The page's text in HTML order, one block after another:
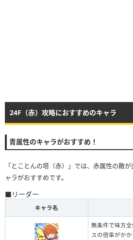
24F（赤）攻略におすすめのキャラ
青属性のキャラがおすすめ！
「とことんの塔（赤）」では、赤属性の敵
ャラがおすすめです。
■リーダー
キャラ名
無条件で味方
スの倍率がか